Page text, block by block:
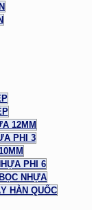
12MM
PHI 3
PHI 6
NHỰA
HÀN QUỐC